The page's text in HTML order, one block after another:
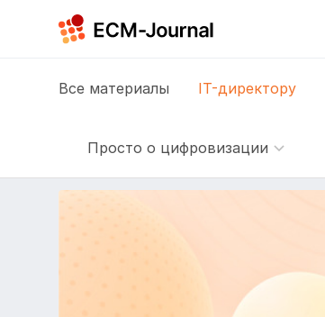
Все материалы IT-директору
Просто о цифровизации